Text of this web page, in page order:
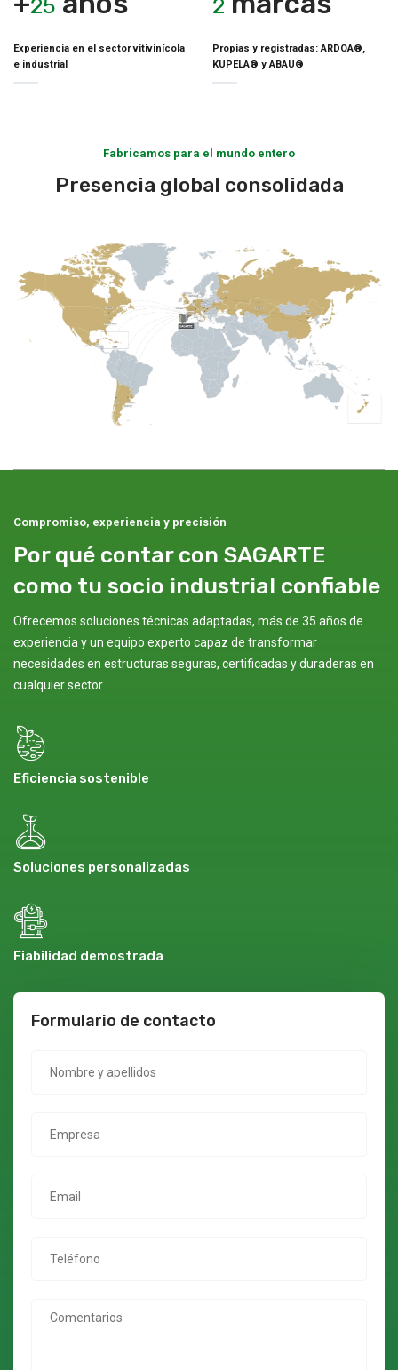
30
Experiencia en el sector vitivinícola
e industrial
2
Propias y registradas: ARDOA®,
KUPELA® y ABAU®
Fabricamos para el mundo entero
Presencia global consolidada
Compromiso, experiencia y precisión
Por qué contar con SAGARTE
como tu socio industrial confiable
Ofrecemos soluciones técnicas adaptadas, más de 35 años de
experiencia y un equipo experto capaz de transformar
necesidades en estructuras seguras, certificadas y duraderas en
cualquier sector.
Eficiencia sostenible
Soluciones personalizadas
Fiabilidad demostrada
Formulario de contacto